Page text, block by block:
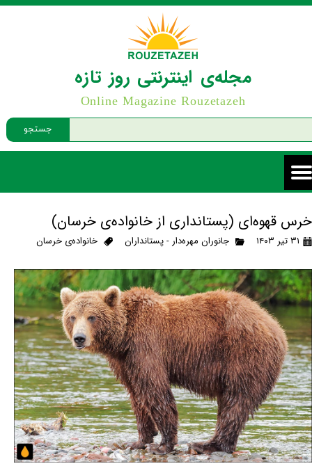
جستجو
مجله‌ی اینترنتی روز تازه
Online Magazine Rouzetazeh
خرس قهوه‌ای (پستانداری از خانواده‌ی خرسان)
۳۱ تیر ۱۴۰۳ جانوران مهره‌دار - پستانداران خانواده‌ی خرسان